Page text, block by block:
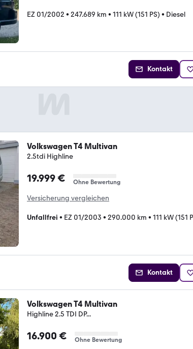
EZ 01/2002 • 247.689 km • 111 kW (151 PS) • Diesel
Kontakt
Volkswagen T4 Multivan
2.5tdi Highline
19.999 € Ohne Bewertung
Versicherung vergleichen
Unfallfrei • EZ 01/2003 • 290.000 km • 111 kW (151
Kontakt
Volkswagen T4 Multivan
Highline 2.5 TDI DP...
16.900 € Ohne Bewertung